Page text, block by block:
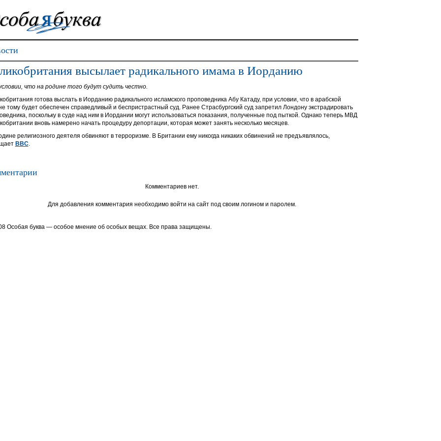
высылает радикального имама в Иорданию
что на родине того будут судить честно.
готова выслать в Иорданию радикального исламского проповедника Абу Катаду, при условии, что в арабской
тому будет обеспечен справедливый и беспристрастный суд. Ранее Страсбургский суд запретил Лондону экстрадировать
поскольку в суде над ним в Иордании могут использоваться показания, полученные под пыткой. Однако теперь МВД
вновь намерено начать процедуру депортации, которая может занять несколько месяцев.
религиозного деятеля обвиняют в терроризме. В Британии ему никогда никаких обвинений не предъявлялось,
ВВС.
Комментариев нет.
Для добавления комментария необходимо войти на сайт под своим логином и паролем.
Особая буква — особое мнение об особых вещах. Все права защищены.